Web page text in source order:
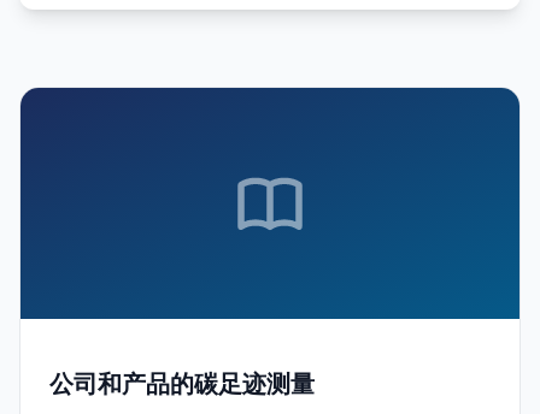
公司和产品的碳足迹测量